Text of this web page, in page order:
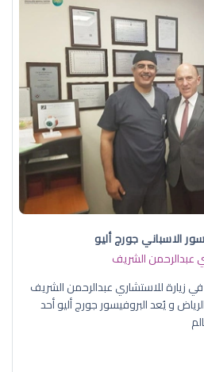
الاسباني جورج أليو
عبدالرحمن الشريف
في زيارة للاستشاري عبدالرحمن الشريف
و يُعد البروفيسور جورج أليو أحد